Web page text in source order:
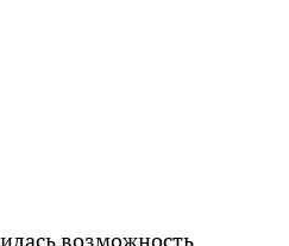
возможность